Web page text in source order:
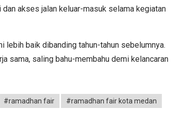
akses jalan keluar-masuk selama kegiatan
lebih baik dibanding tahun-tahun sebelumnya.
sama, saling bahu-membahu demi kelancaran
#ramadhan fair #ramadhan fair kota medan